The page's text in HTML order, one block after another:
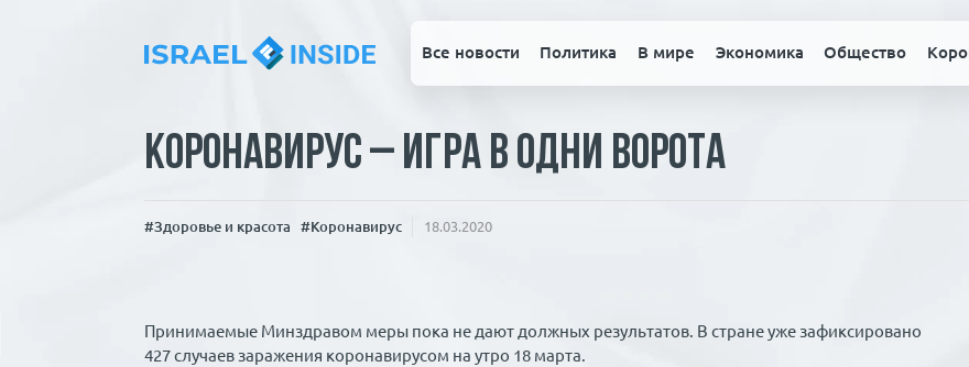
Все новости Политика В мире Экономика Общество
Коронавирус – игра в одни ворота
#Здоровье и красота #Коронавирус 18.03.2020
Принимаемые Минздравом меры пока не дают должных результатов. В стране уже зафиксировано
427 случаев заражения коронавирусом на утро 18 марта.